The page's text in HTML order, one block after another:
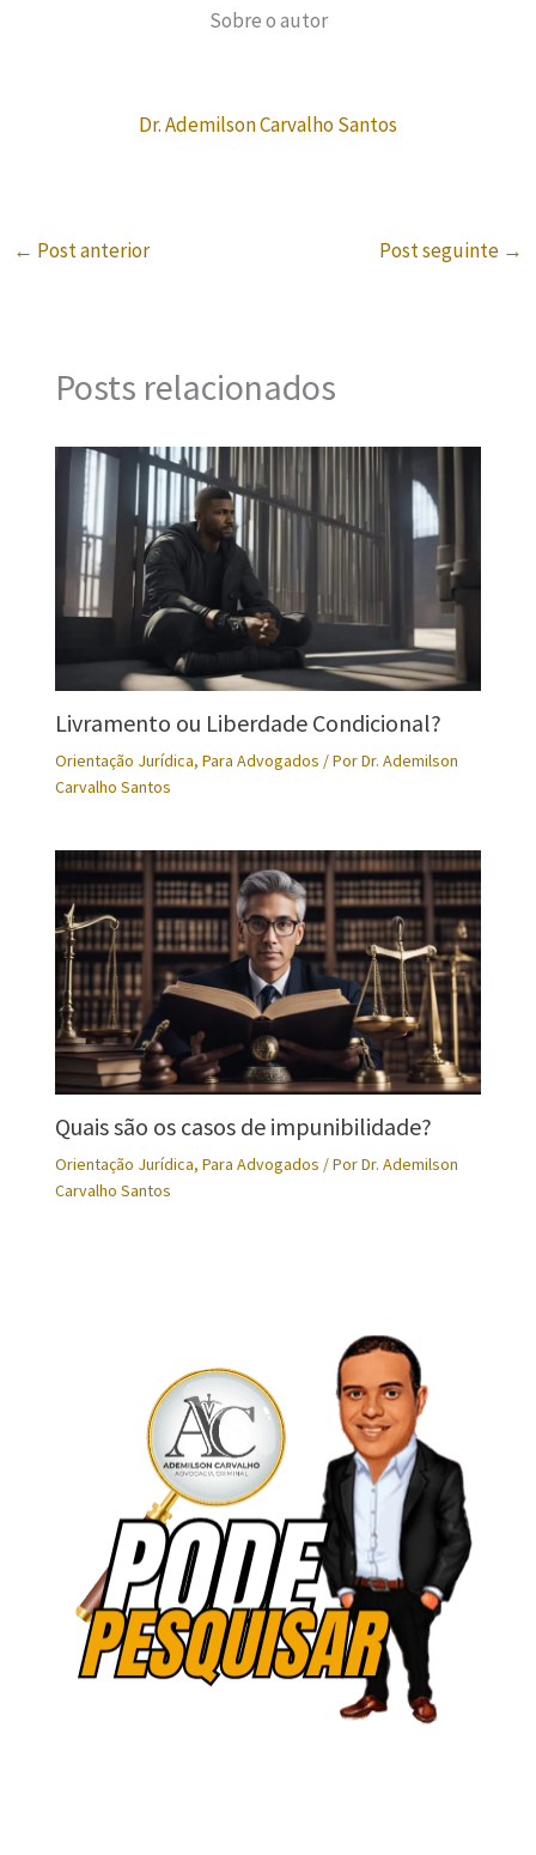
Sobre o autor
Dr. Ademilson Carvalho Santos
← Post anterior Post seguinte →
Posts relacionados
Livramento ou Liberdade Condicional?
Orientação Jurídica, Para Advogados / PorDr. Ademilson
Carvalho Santos
Quais são os casos de impunibilidade?
Orientação Jurídica, Para Advogados / PorDr. Ademilson
Carvalho Santos